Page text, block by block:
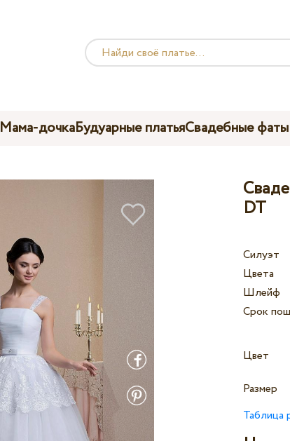
Мама-дочкаБудуарные платьяСвадебные фаты
DT
Силуэт
Цвета
Шлейф
Срок
Цвет
Размер
Таблица